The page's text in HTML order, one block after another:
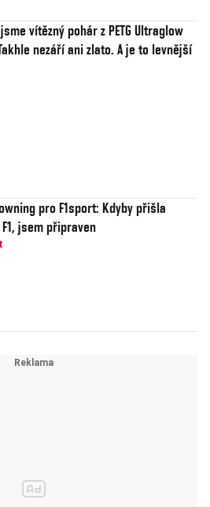
vítězný pohár z PETG Ultraglow
nezáří ani zlato. A je to levnější
pro F1sport: Kdyby přišla
jsem připraven